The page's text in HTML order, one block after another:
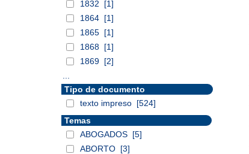
1832
[1]
1864 [1]
1865 [1]
1868 [1]
1869 [2]
Tipo de documento
texto impreso [524]
Temas
ABOGADOS [5]
ABORTO [3]